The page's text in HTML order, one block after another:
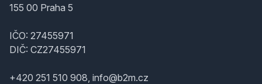
155 00 Praha 5
IČO: 27455971
DIČ: CZ27455971
+420 251 510 908, info@b2m.cz